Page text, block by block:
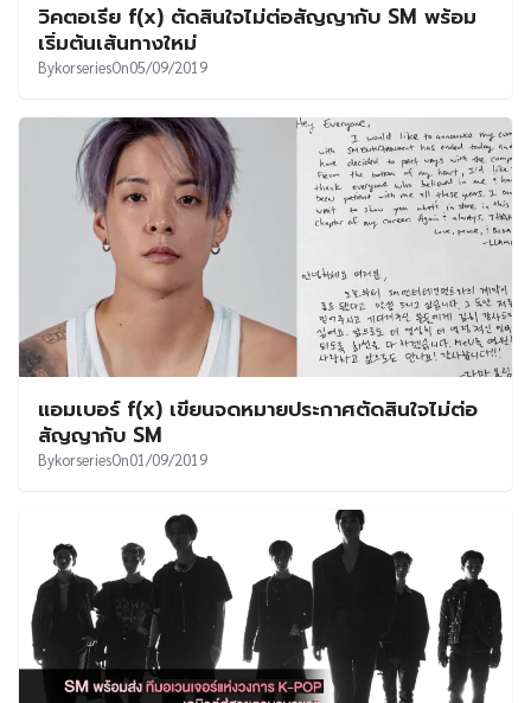
วิคตอเรีย f(x) ตัดสินใจไม่ต่อสัญญากับ SM พร้อม
เริ่มต้นเส้นทางใหม่
BykorseriesOn05/09/2019
แอมเบอร์ f(x) เขียนจดหมายประกาศตัดสินใจไม่ต่อ
สัญญากับ SM
BykorseriesOn01/09/2019